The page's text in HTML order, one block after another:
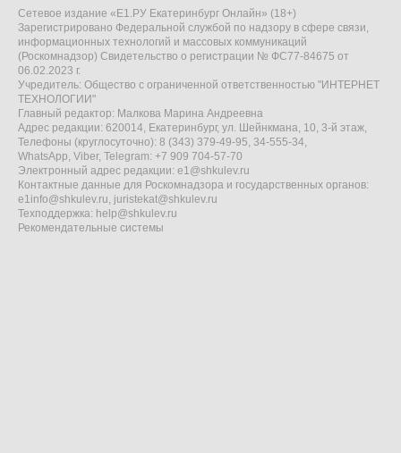
Сетевое издание «Е1.РУ Екатеринбург Онлайн» (18+)
Зарегистрировано Федеральной службой по надзору в сфере связи,
информационных технологий и массовых коммуникаций
(Роскомнадзор) Свидетельство о регистрации № ФС77-84675 от
06.02.2023 г.
Учредитель: Общество с ограниченной ответственностью "ИНТЕРНЕТ
ТЕХНОЛОГИИ"
Главный редактор: Малкова Марина Андреевна
Адрес редакции: 620014, Екатеринбург, ул. Шейнкмана, 10, 3-й этаж,
Телефоны (круглосуточно): 8 (343) 379-49-95, 34-555-34,
WhatsApp, Viber, Telegram: +7 909 704-57-70
Электронный адрес редакции: e1@shkulev.ru
Контактные данные для Роскомнадзора и государственных органов:
e1info@shkulev.ru, juristekat@shkulev.ru
Техподдержка: help@shkulev.ru
Рекомендательные системы